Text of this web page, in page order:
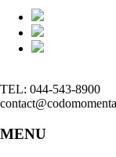
TEL: 044-543-8900
MENU